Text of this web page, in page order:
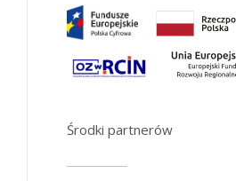
Środki partnerów